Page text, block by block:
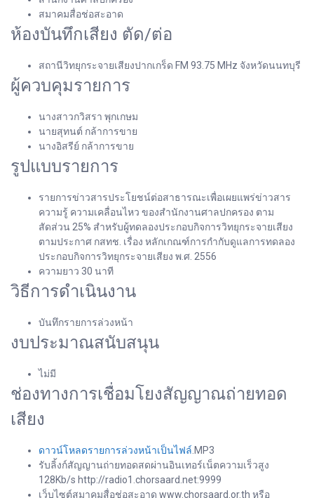
สมาคมสื่อช่อสะอาด
ห้องบันทึกเสียง ตัด/ต่อ
สถานีวิทยุกระจายเสียงปากเกร็ด FM 93.75 MHz จังหวัดนนทบุรี
ผู้ควบคุมรายการ
นางสาวกวิสรา พุกเกษม
นายสุทนต์ กล้าการขาย
นางอิสรีย์ กล้าการขาย
รูปแบบรายการ
รายการข่าวสารประโยชน์ต่อสาธารณะเพื่อเผยแพร่ข่าวสาร
ความรู้ ความเคลื่อนไหว ของสำนักงานศาลปกครอง ตาม
สัดส่วน 25% สำหรับผู้ทดลองประกอบกิจการวิทยุกระจายเสียง
ตามประกาศ กสทช. เรื่อง หลักเกณฑ์การกำกับดูแลการทดลอง
ประกอบกิจการวิทยุกระจายเสียง พ.ศ. 2556
ความยาว 30 นาที
วิธีการดำเนินงาน
บันทึกรายการล่วงหน้า
งบประมาณสนับสนุน
ไม่มี
ช่องทางการเชื่อมโยงสัญญาณถ่ายทอด
เสียง
ดาวน์โหลดรายการล่วงหน้าเป็นไฟล์ .MP3
รับลิ้งก์สัญญานถ่ายทอดสดผ่านอินเทอร์เน็ตความเร็วสูง
128Kb/s http://radio1.chorsaard.net:9999
เว็บไซต์สมาคมสื่อช่อสะอาด www.chorsaard.or.th หรือ